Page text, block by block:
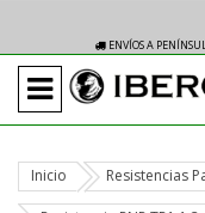
ENVÍOS A
Inicio Resistencias